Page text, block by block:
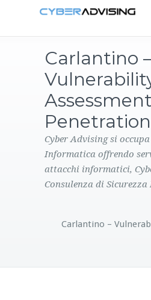
PRODOTTI
CONTATTI
Carlantino
Cyber Advising si
Informatica offrendo
attacchi informatici,
Consulenza di
Carlantino –